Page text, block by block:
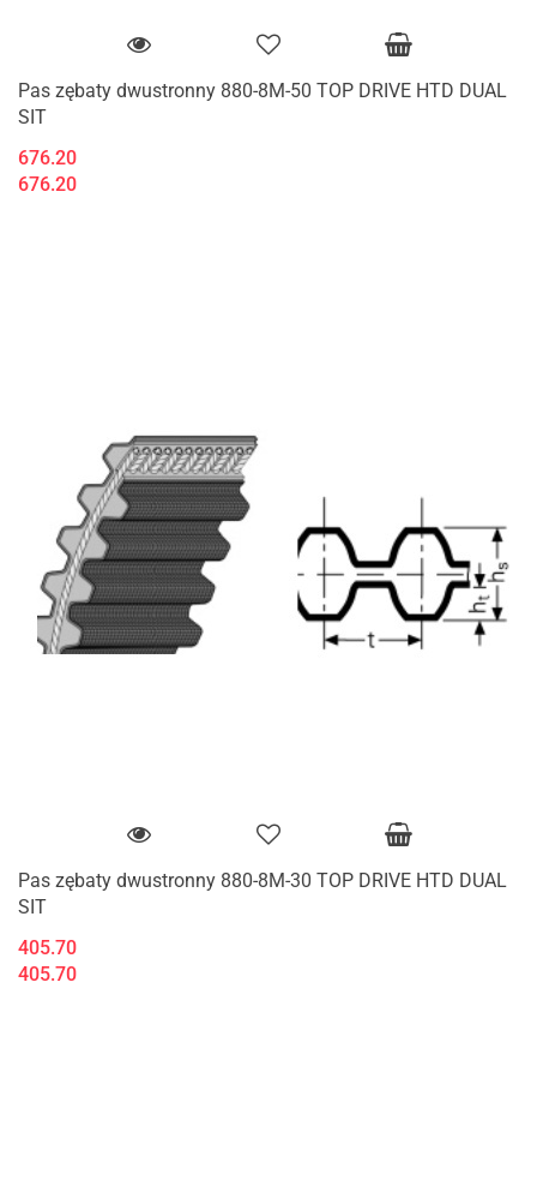
Pas zębaty dwustronny 880-8M-50 TOP DRIVE HTD DUAL
SIT
676.20
676.20
Pas zębaty dwustronny 880-8M-30 TOP DRIVE HTD DUAL
SIT
405.70
405.70